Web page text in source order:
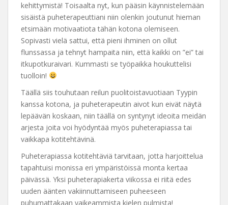
kehittymistä! Toisaalta nyt, kun pääsin käynnistelemään
sisäistä puheterapeuttiani niin olenkin joutunut hieman
etsimään motivaatiota tähän kotona olemiseen.
Sopivasti vielä sattui, että pieni ihminen on ollut
flunssassa ja tehnyt hampaita niin, että kaikki on ”ei” tai
itkupotkuraivari. Kummasti se työpaikka houkuttelisi
tuolloin!
Täällä siis touhutaan reilun puolitoistavuotiaan Tyypin
kanssa kotona, ja puheterapeutin aivot kun eivät näytä
lepäävän koskaan, niin täällä on syntynyt ideoita meidän
arjesta joita voi hyödyntää myös puheterapiassa tai
vaikkapa kotitehtävinä.
Puheterapiassa kotitehtäviä tarvitaan, jotta harjoittelua
tapahtuisi monissa eri ympäristöissä monta kertaa
päivässä. Yksi puheterapiakerta viikossa ei riitä edes
uuden äänten vakiinnuttamiseen puheeseen
puhumattakaan vaikeammista kielen pulmista!